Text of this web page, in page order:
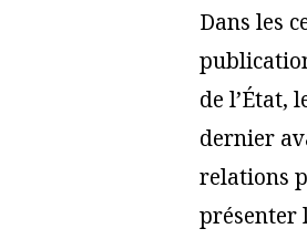
Dans les
de l’État,
dernier
relations
présenter